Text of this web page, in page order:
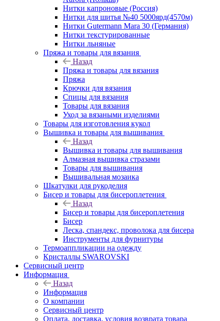
Нитки капроновые (Россия)
Нитки для шитья №40 5000ярд(4570м)
Нитки Gutermann Mara 30 (Германия)
Нитки текстурированные
Нитки льняные
Пряжа и товары для вязания
Назад
Пряжа и товары для вязания
Пряжа
Крючки для вязания
Спицы для вязания
Товары для вязания
Уход за вязаными изделиями
Товары для изготовления кукол
Вышивка и товары для вышивания
Назад
Вышивка и товары для вышивания
Алмазная вышивка стразами
Товары для вышивания
Вышивальная мозаика
Шкатулки для рукоделия
Бисер и товары для бисероплетения
Назад
Бисер и товары для бисероплетения
Бисер
Леска, спандекс, проволока для бисера
Инструменты для фурнитуры
Термоаппликации на одежду
Кристаллы SWAROVSKI
Сервисный центр
Информация
Назад
Информация
О компании
Сервисный центр
Оплата, доставка, условия возврата товара